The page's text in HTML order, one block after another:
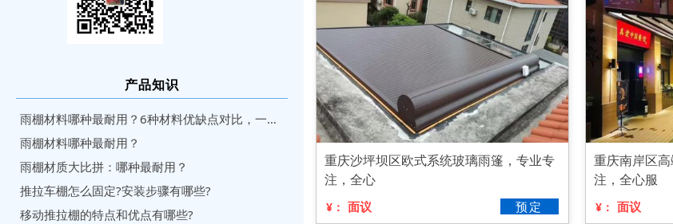
产品知识
雨棚材料哪种最耐用？6种材料优缺点对比，一文搞懂怎么选！
雨棚材料哪种最耐用？
雨棚材质大比拼：哪种最耐用？
推拉车棚怎么固定?安装步骤有哪些?
移动推拉棚的特点和优点有哪些?
重庆沙坪坝区欧式系统玻璃雨篷，专业专
注，全心
¥： 面议 预定
重庆南岸区
注，全心服
¥： 面议